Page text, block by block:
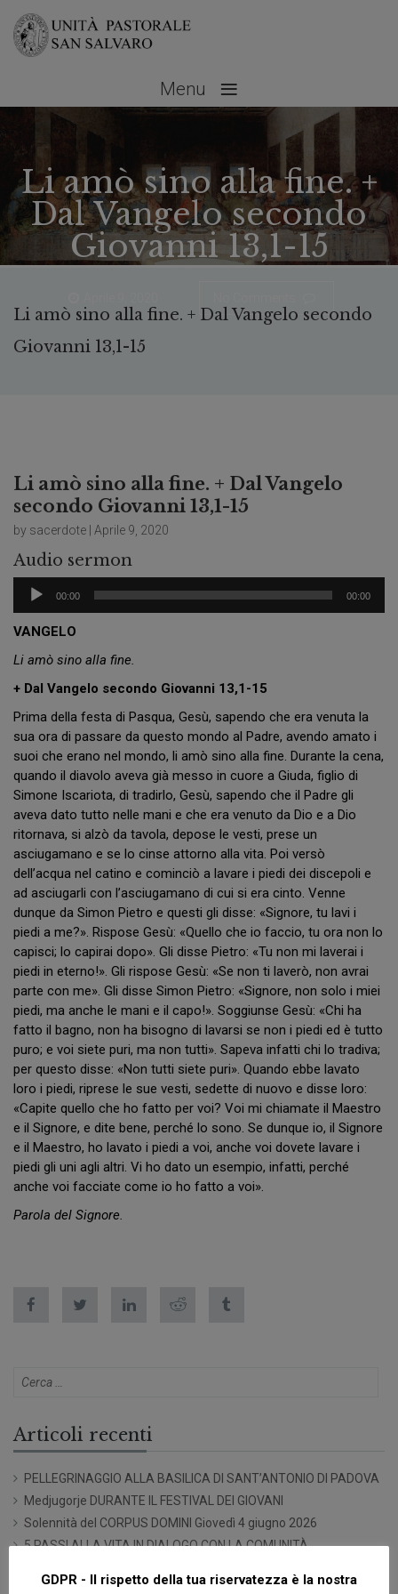
Menu ≡
Li amò sino alla fine. +
Dal Vangelo secondo
Giovanni 13,1-15
Li amò sino alla fine. + Dal Vangelo secondo
Giovanni 13,1-15
Li amò sino alla fine. + Dal Vangelo
secondo Giovanni 13,1-15
by sacerdote | Aprile 9, 2020
Audio sermon
Audio
Player
00:00 00:00
VANGELO
Li amò sino alla fine.
+ Dal Vangelo secondo Giovanni 13,1-15
Prima della festa di Pasqua, Gesù, sapendo che era venuta la
sua ora di passare da questo mondo al Padre, avendo amato i
suoi che erano nel mondo, li amò sino alla fine. Durante la cena,
quando il diavolo aveva già messo in cuore a Giuda, figlio di
Simone Iscariota, di tradirlo, Gesù, sapendo che il Padre gli
aveva dato tutto nelle mani e che era venuto da Dio e a Dio
ritornava, si alzò da tavola, depose le vesti, prese un
asciugamano e se lo cinse attorno alla vita. Poi versò
dell’acqua nel catino e cominciò a lavare i piedi dei discepoli e
ad asciugarli con l’asciugamano di cui si era cinto. Venne
dunque da Simon Pietro e questi gli disse: «Signore, tu lavi i
piedi a me?». Rispose Gesù: «Quello che io faccio, tu ora non lo
capisci; lo capirai dopo». Gli disse Pietro: «Tu non mi laverai i
piedi in eterno!». Gli rispose Gesù: «Se non ti laverò, non avrai
parte con me». Gli disse Simon Pietro: «Signore, non solo i miei
piedi, ma anche le mani e il capo!». Soggiunse Gesù: «Chi ha
fatto il bagno, non ha bisogno di lavarsi se non i piedi ed è tutto
puro; e voi siete puri, ma non tutti». Sapeva infatti chi lo tradiva;
per questo disse: «Non tutti siete puri». Quando ebbe lavato
loro i piedi, riprese le sue vesti, sedette di nuovo e disse loro:
«Capite quello che ho fatto per voi? Voi mi chiamate il Maestro
e il Signore, e dite bene, perché lo sono. Se dunque io, il Signore
e il Maestro, ho lavato i piedi a voi, anche voi dovete lavare i
piedi gli uni agli altri. Vi ho dato un esempio, infatti, perché
anche voi facciate come io ho fatto a voi».
Parola del Signore.
Articoli recenti
PELLEGRINAGGIO ALLA BASILICA DI SANT’ANTONIO DI PADOVA
Medjugorje DURANTE IL FESTIVAL DEI GIOVANI
Solennità del CORPUS DOMINI Giovedì 4 giugno 2026
5 PASSI ALLA VITA IN DIALOGO CON LA COMUNITÀ
GDPR - Il rispetto della tua riservatezza è la nostra